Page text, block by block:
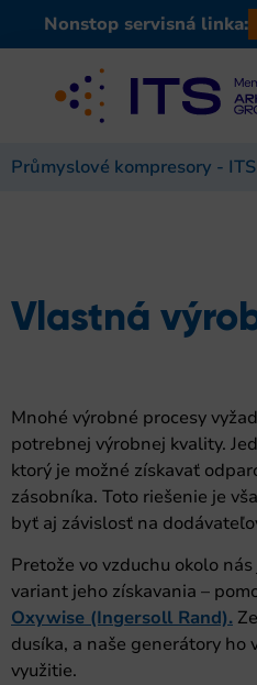
Nonstop servisná linka:
Průmyslové kompresory - ITS
Vlastná
Mnohé výrobné procesy
potrebnej výrobnej kvality.
ktorý je možné získavať
zásobníka. Toto riešenie je
byť aj závislosť na
Pretože vo vzduchu okolo
variant jeho získavania –
Oxywise (Ingersoll Rand).
dusíka, a naše generátory ho
využitie.